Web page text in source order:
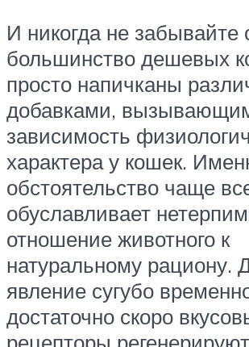
И никогда не забывайте
большинство дешевых
просто напичканы
добавками,
зависимость
характера у кошек.
обстоятельство чаще
обуславливает
отношение животного к
натуральному рациону.
явление сугубо
достаточно скоро